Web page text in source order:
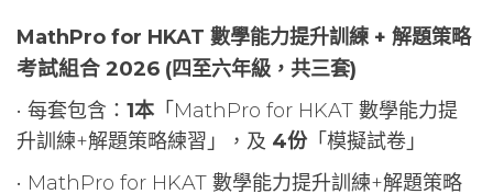
p
p
o
o
k
n
k
MathPro for HKAT 數學能力提升訓練 + 解題策略
考試組合 2026 (四至六年級，共三套)
• 每套包含： 1本 「MathPro for HKAT 數學能力提
升訓練+解題策略練習」，及 4份「模擬試卷」
• MathPro for HKAT 數學能力提升訓練+解題策略